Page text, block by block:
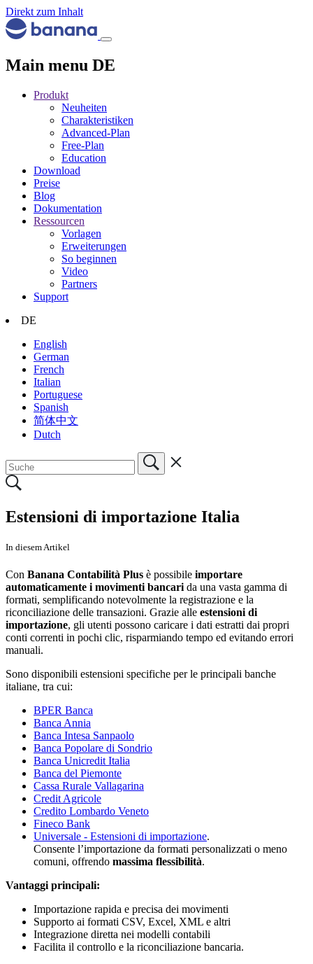
Direkt zum Inhalt
Main menu DE
Produkt
Neuheiten
Charakteristiken
Advanced-Plan
Free-Plan
Education
Download
Preise
Blog
Dokumentation
Ressourcen
Vorlagen
Erweiterungen
So beginnen
Video
Partners
Support
DE
English
German
French
Italian
Portuguese
Spanish
简体中文
Dutch
Estensioni di importazione Italia
In diesem Artikel
Con Banana Contabilità Plus è possibile importare
automaticamente i movimenti bancari da una vasta gamma di
formati, semplificando notevolmente la registrazione e la
riconciliazione delle transazioni. Grazie alle estensioni di
importazione, gli utenti possono caricare i dati estratti dai propri
conti correnti in pochi clic, risparmiando tempo ed evitando errori
manuali.
Sono disponibili estensioni specifiche per le principali banche
italiane, tra cui:
BPER Banca
Banca Annia
Banca Intesa Sanpaolo
Banca Popolare di Sondrio
Banca Unicredit Italia
Banca del Piemonte
Cassa Rurale Vallagarina
Credit Agricole
Credito Lombardo Veneto
Fineco Bank
Universale - Estensioni di importazione.
Consente l’importazione da formati personalizzati o meno
comuni, offrendo massima flessibilità.
Vantaggi principali:
Importazione rapida e precisa dei movimenti
Supporto ai formati CSV, Excel, XML e altri
Integrazione diretta nei modelli contabili
Facilita il controllo e la riconciliazione bancaria.